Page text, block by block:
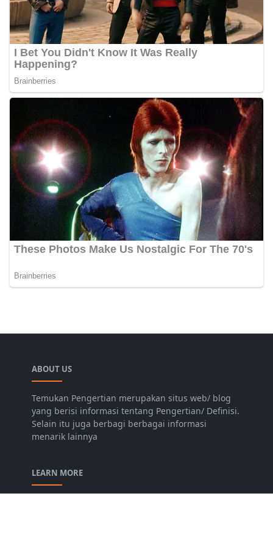
ABOUT US
Temukan Pengertian merupakan situs web/ blog
yang berisi informasi tentang Pengertian/ Definisi.
Selain itu juga berbagi berbagai informasi
menarik lainnya
LEARN MORE